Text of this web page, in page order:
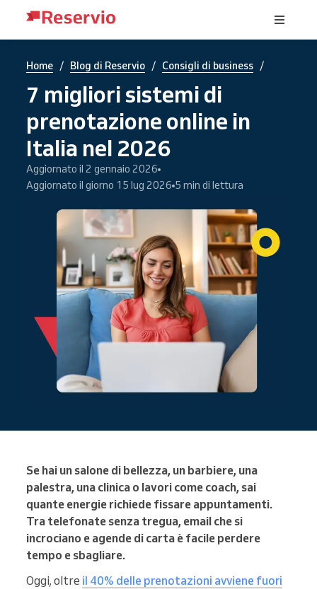
Home / Blog di Reservio / Consigli di business /
7 migliori sistemi di
prenotazione online in
Italia nel 2026
Aggiornato il 2 gennaio 2026
Aggiornato il giorno 15 lug 2026 5 min di lettura
Se hai un salone di bellezza, un barbiere, una
palestra, una clinica o lavori come coach, sai
quante energie richiede fissare appuntamenti.
Tra telefonate senza tregua, email che si
incrociano e agende di carta è facile perdere
tempo e sbagliare.
Oggi, oltre il 40% delle prenotazioni avviene fuori